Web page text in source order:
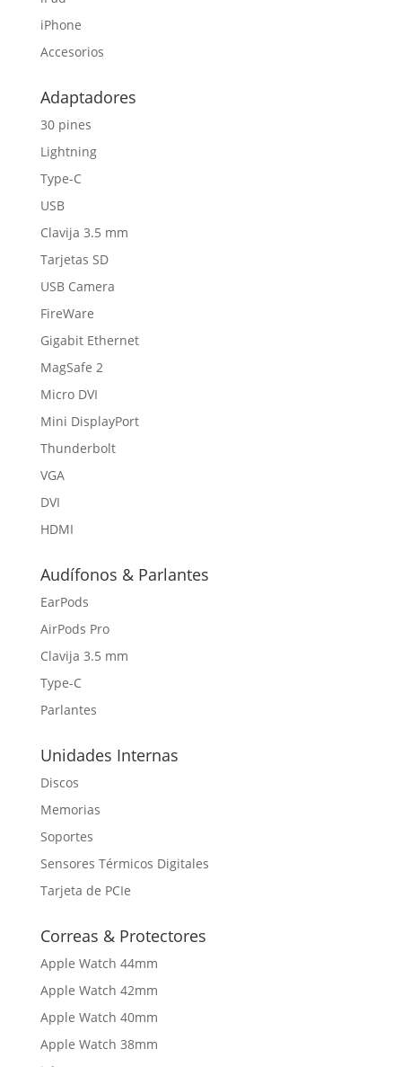
iPhone
Accesorios
Adaptadores
30 pines
Lightning
Type-C
USB
Clavija 3.5 mm
Tarjetas SD
USB Camera
FireWare
Gigabit Ethernet
MagSafe 2
Micro DVI
Mini DisplayPort
Thunderbolt
VGA
DVI
HDMI
Audífonos & Parlantes
EarPods
AirPods Pro
Clavija 3.5 mm
Type-C
Parlantes
Unidades Internas
Discos
Memorias
Soportes
Sensores Térmicos Digitales
Tarjeta de PCIe
Correas & Protectores
Apple Watch 44mm
Apple Watch 42mm
Apple Watch 40mm
Apple Watch 38mm